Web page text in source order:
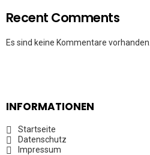
Recent Comments
Es sind keine Kommentare vorhanden.
INFORMATIONEN
Startseite
Datenschutz
Impressum